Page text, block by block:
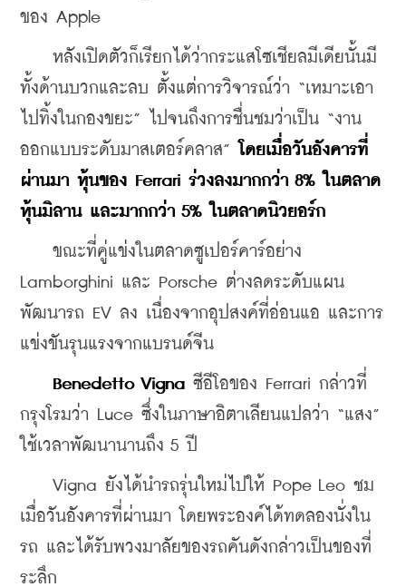
ของ Apple
หลังเปิดตัวก็เรียกได้ว่ากระแสโซเชียลมีเดียนั้นมี
ทั้งด้านบวกและลบ ตั้งแต่การวิจารณ์ว่า “เหมาะเอา
ไปทิ้งในกองขยะ” ไปจนถึงการชื่นชมว่าเป็น “งาน
ออกแบบระดับมาสเตอร์คลาส”
โดยเมื่อวันอังคารที่
ผ่านมา หุ้นของ Ferrari ร่วงลงมากกว่า 8% ในตลาด
หุ้นมิลาน และมากกว่า 5% ในตลาดนิวยอร์ก
ขณะที่คู่แข่งในตลาดซูเปอร์คาร์อย่าง
Lamborghini และ Porsche ต่างลดระดับแผน
พัฒนารถ EV ลง เนื่องจากอุปสงค์ที่อ่อนแอ และการ
แข่งขันรุนแรงจากแบรนด์จีน
Benedetto Vigna ซีอีโอของ Ferrari กล่าวที่
กรุงโรมว่า Luce ซึ่งในภาษาอิตาเลียนแปลว่า “แสง”
ใช้เวลาพัฒนานานถึง 5 ปี
Vigna ยังได้นำรถรุ่นใหม่ไปให้ Pope Leo ชม
เมื่อวันอังคารที่ผ่านมา โดยพระองค์ได้ทดลองนั่งใน
รถ และได้รับพวงมาลัยของรถคันดังกล่าวเป็นของที่
ระลึก